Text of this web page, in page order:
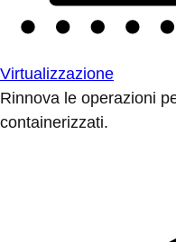
Virtualizzazione
Rinnova le operazioni
containerizzati.